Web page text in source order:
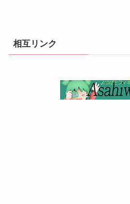
相互リンク